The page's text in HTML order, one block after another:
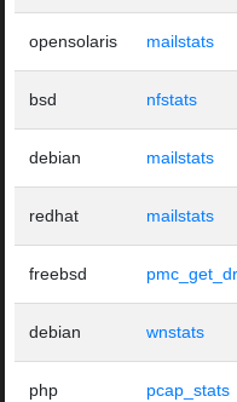
opensolaris mailstats
bsd nfstats
debian mailstats
redhat mailstats
freebsd
debian wnstats
php pcap_stats